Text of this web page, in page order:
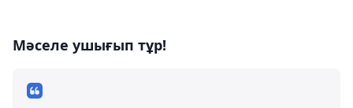
Мәселе ушығып тұр!